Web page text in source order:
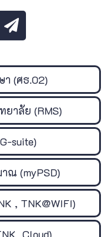
า (ศธ.02)
ยาลัย (RMS)
suite)
ณ (myPSD)
, TNK@WIFI)